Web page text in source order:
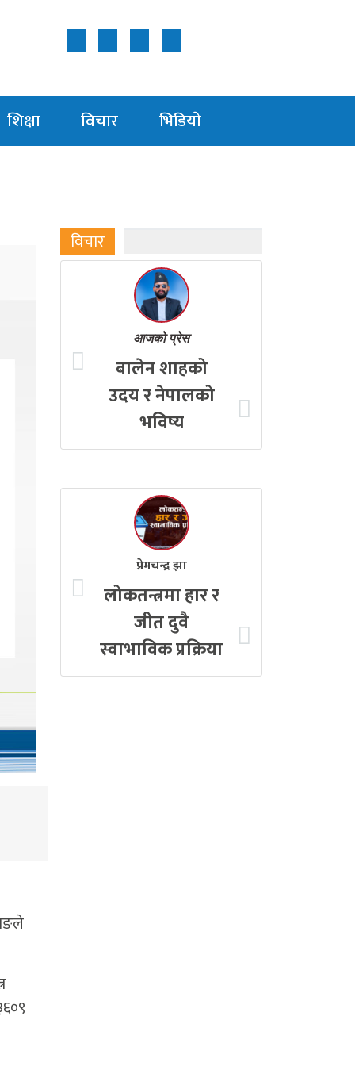
शिक्षा विचार भिडियाे
विचार
आजको प्रेस
बालेन शाहको
उदय र नेपालको
भविष्य
प्रेमचन्द्र झा
लोकतन्त्रमा हार र
जीत दुवै
स्वाभाविक प्रक्रिया